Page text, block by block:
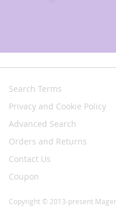
Search Terms
Privacy and Cookie Policy
Advanced Search
Orders and Returns
Contact Us
Coupon
Copyright © 2013-present